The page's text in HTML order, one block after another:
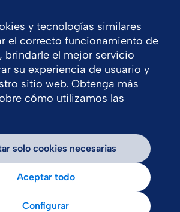
y tecnologías similares
el correcto funcionamiento de
brindarle el mejor servicio
su experiencia de usuario y
sitio web. Obtenga más
cómo utilizamos las
solo cookies necesarias
Aceptar todo
Configurar